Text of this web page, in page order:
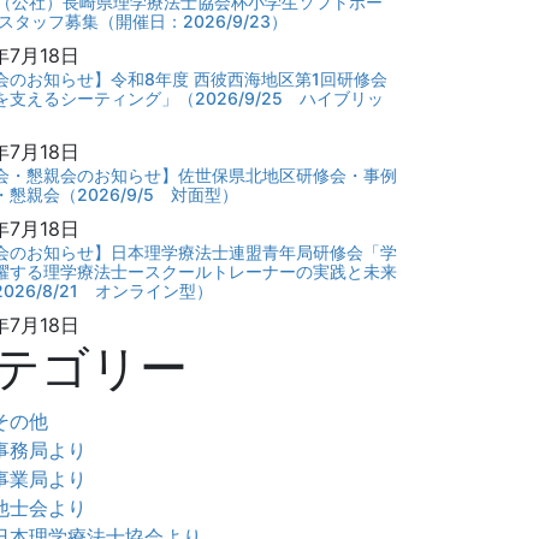
タッフ募集（開催日：2026/9/23）
7月18日
のお知らせ】令和8年度 西彼西海地区第1回研修会
支えるシーティング」（2026/9/25 ハイブリッ
7月18日
・懇親会のお知らせ】佐世保県北地区研修会・事例
懇親会（2026/9/5 対面型）
7月18日
のお知らせ】日本理学療法士連盟青年局研修会「学
する理学療法士ースクールトレーナーの実践と未来
8/21 オンライン型）
7月18日
ゴリー
の他
務局より
業局より
士会より